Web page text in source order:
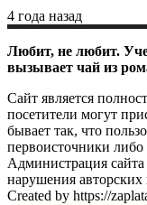
4 года назад
Любит, не любит.
вызывает чай из
Сайт является
посетители могут
бывает так, что
первоисточники
Администрация сайта
нарушения авторских
Created by https://